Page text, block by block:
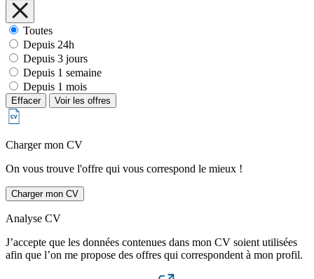
Toutes
Depuis 24h
Depuis 3 jours
Depuis 1 semaine
Depuis 1 mois
Effacer Voir les offres
Charger mon CV
On vous trouve l'offre qui vous correspond le mieux !
Charger mon CV
Analyse CV
J’accepte que les données contenues dans mon CV soient utilisées
afin que l’on me propose des offres qui correspondent à mon profil.